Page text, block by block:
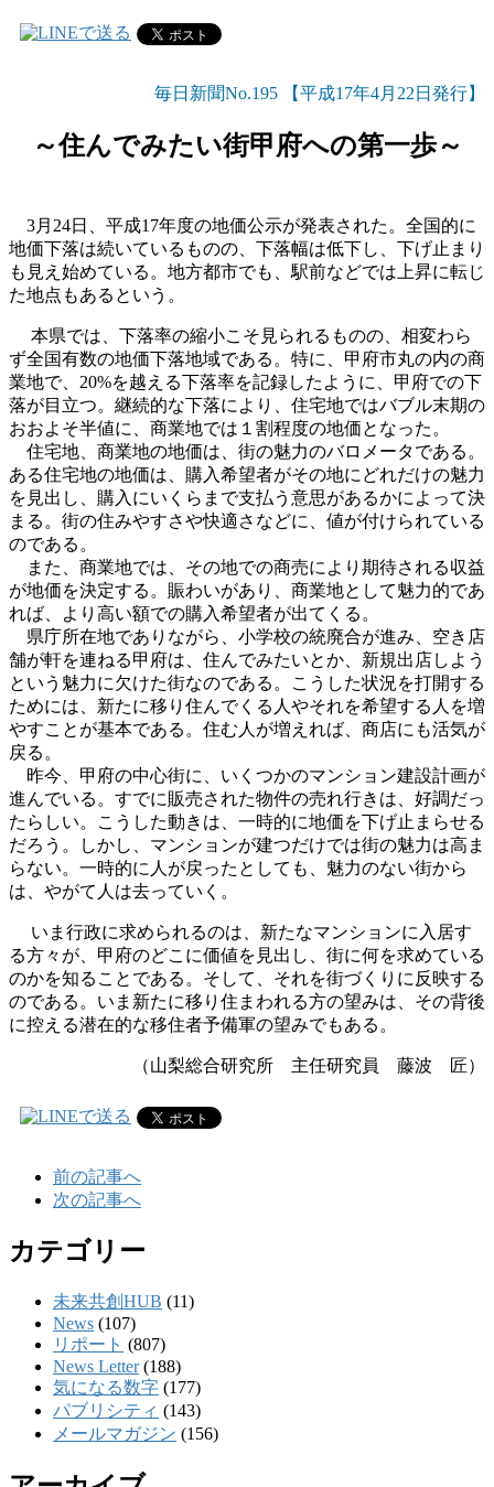
毎日新聞No.195 【平成17年4月22日発行】
～住んでみたい街甲府への第一歩～
3月24日、平成17年度の地価公示が発表された。全国的に
地価下落は続いているものの、下落幅は低下し、下げ止まり
も見え始めている。地方都市でも、駅前などでは上昇に転じ
た地点もあるという。
本県では、下落率の縮小こそ見られるものの、相変わら
ず全国有数の地価下落地域である。特に、甲府市丸の内の商
業地で、20%を越える下落率を記録したように、甲府での下
落が目立つ。継続的な下落により、住宅地ではバブル末期の
おおよそ半値に、商業地では１割程度の地価となった。
住宅地、商業地の地価は、街の魅力のバロメータである。
ある住宅地の地価は、購入希望者がその地にどれだけの魅力
を見出し、購入にいくらまで支払う意思があるかによって決
まる。街の住みやすさや快適さなどに、値が付けられている
のである。
また、商業地では、その地での商売により期待される収益
が地価を決定する。賑わいがあり、商業地として魅力的であ
れば、より高い額での購入希望者が出てくる。
県庁所在地でありながら、小学校の統廃合が進み、空き店
舗が軒を連ねる甲府は、住んでみたいとか、新規出店しよう
という魅力に欠けた街なのである。こうした状況を打開する
ためには、新たに移り住んでくる人やそれを希望する人を増
やすことが基本である。住む人が増えれば、商店にも活気が
戻る。
昨今、甲府の中心街に、いくつかのマンション建設計画が
進んでいる。すでに販売された物件の売れ行きは、好調だっ
たらしい。こうした動きは、一時的に地価を下げ止まらせる
だろう。しかし、マンションが建つだけでは街の魅力は高ま
らない。一時的に人が戻ったとしても、魅力のない街から
は、やがて人は去っていく。
いま行政に求められるのは、新たなマンションに入居す
る方々が、甲府のどこに価値を見出し、街に何を求めている
のかを知ることである。そして、それを街づくりに反映する
のである。いま新たに移り住まわれる方の望みは、その背後
に控える潜在的な移住者予備軍の望みでもある。
（山梨総合研究所 主任研究員 藤波 匠）
前の記事へ
次の記事へ
カテゴリー
未来共創HUB (11)
News (107)
リポート (807)
News Letter(188)
気になる数字 (177)
パブリシティ (143)
メールマガジン (156)